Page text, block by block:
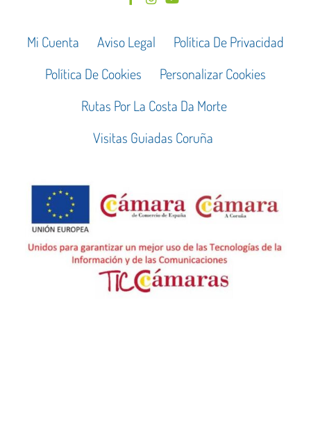
Mi Cuenta Aviso Legal
Política De Privacidad
Política De Cookies
Personalizar Cookies
Rutas Por La Costa Da Morte
Visitas Guiadas Coruña